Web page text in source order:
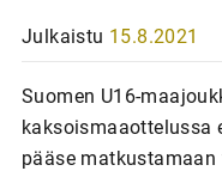
Julkaistu 15.8.2021
Suomen U16-
kaksoismaaottelussa
pääse